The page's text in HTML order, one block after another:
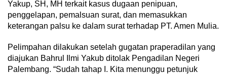
Yakup, SH, MH terkait kasus dugaan penipuan,
penggelapan, pemalsuan surat, dan memasukkan
keterangan palsu ke dalam surat terhadap PT. Amen Mulia.
Pelimpahan dilakukan setelah gugatan praperadilan yang
diajukan Bahrul Ilmi Yakub ditolak Pengadilan Negeri
Palembang. “Sudah tahap I. Kita menunggu petunjuk